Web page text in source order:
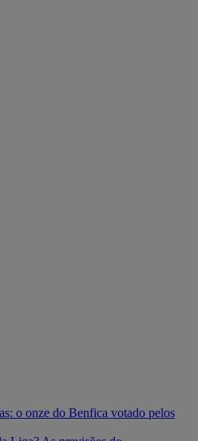
o onze do Benfica votado pelos